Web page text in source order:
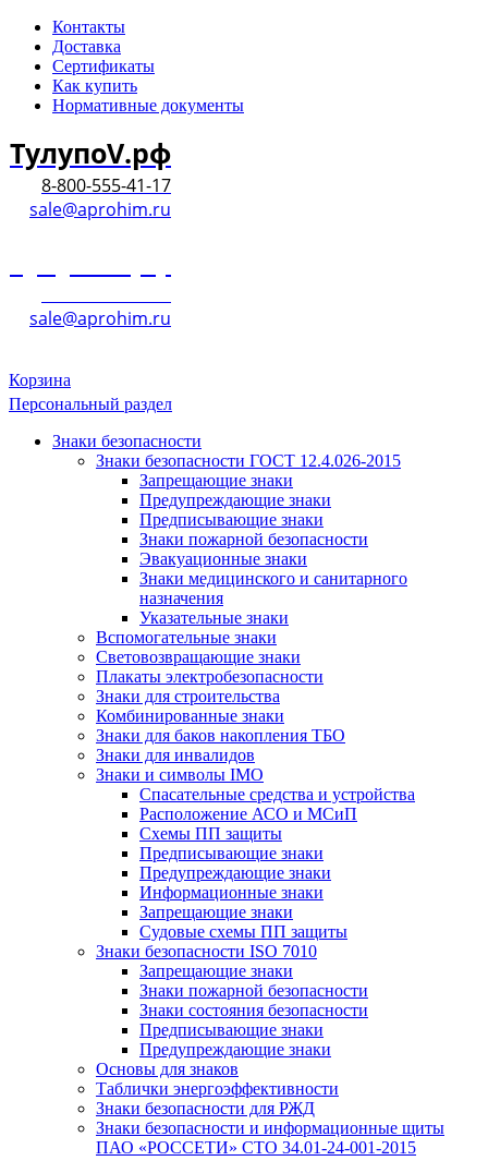
Контакты
Доставка
Сертификаты
Как купить
Нормативные документы
ТулупоV.рф
8-800-555-41-17
sale@aprohim.ru
sale@aprohim.ru
Корзина
Персональный раздел
Знаки безопасности
Знаки безопасности ГОСТ 12.4.026-2015
Запрещающие знаки
Предупреждающие знаки
Предписывающие знаки
Знаки пожарной безопасности
Эвакуационные знаки
Знаки медицинского и санитарного
назначения
Указательные знаки
Вспомогательные знаки
Световозвращающие знаки
Плакаты электробезопасности
Знаки для строительства
Комбинированные знаки
Знаки для баков накопления ТБО
Знаки для инвалидов
Знаки и символы IMO
Спасательные средства и устройства
Расположение АСО и МСиП
Схемы ПП защиты
Предписывающие знаки
Предупреждающие знаки
Информационные знаки
Запрещающие знаки
Судовые схемы ПП защиты
Знаки безопасности ISO 7010
Запрещающие знаки
Знаки пожарной безопасности
Знаки состояния безопасности
Предписывающие знаки
Предупреждающие знаки
Основы для знаков
Таблички энергоэффективности
Знаки безопасности для РЖД
Знаки безопасности и информационные щиты
ПАО «РОССЕТИ» СТО 34.01-24-001-2015